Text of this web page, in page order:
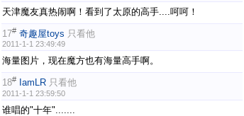
天津魔友真热闹啊！看到了太原的高手....呵呵！
17# 奇趣屋toys 只看他
2011-1-1 23:49:49
海量图片，现在魔方也有海量高手啊。
18# IamLR 只看他
2011-1-1 23:59:50
谁唱的"十年".......